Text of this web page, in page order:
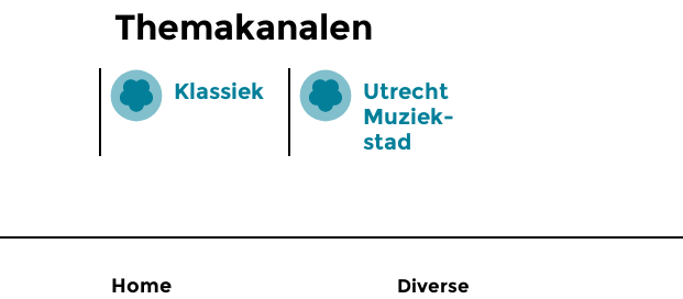
Themakanalen
Klassiek
Utrecht
Muziek­
stad
Home
Diverse